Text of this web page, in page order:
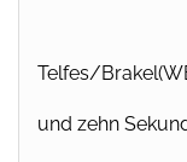
Telfes/
und zehn